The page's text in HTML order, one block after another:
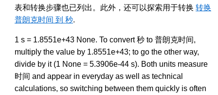
表和转换步骤也已列出。此外，还可以探索用于转换 转换
普朗克时间 到 秒.
1 s = 1.8551e+43 None. To convert 秒 to 普朗克时间,
multiply the value by 1.8551e+43; to go the other way,
divide by it (1 None = 5.3906e-44 s). Both units measure
时间 and appear in everyday as well as technical
calculations, so switching between them quickly is often